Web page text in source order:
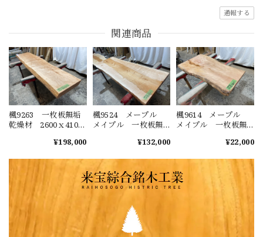
通報する
関連商品
楓9263 一枚板無垢
乾燥材 2600ｘ410-
のみ カウンター
ル メープル メイ
プル
¥198,000
楓9524 メープル
メイプル 一枚板無
660‐680ｘ55mm カ
テーブル ダイニン
グテーブル ローテー
ブル
¥132,000
楓9614 メープル
メイプル 一枚板無
590-440ｘ35mm カウ
ォーム 棚板 テー
ブル
¥22,000